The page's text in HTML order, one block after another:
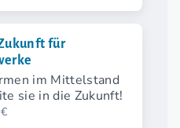
für
im Mittelstand
sie in die Zukunft!